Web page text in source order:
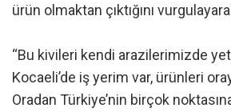
ürün olmaktan çıktığını
“Bu kivileri kendi arazilerimizde
Kocaeli’de iş yerim var, ürünleri
Oradan Türkiye’nin birçok